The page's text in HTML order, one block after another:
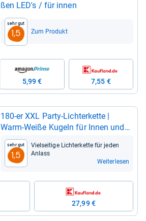
ßen LED's / für innen
Sehr gut
1,5 Zum Produkt
5,99 € 7,55 €
180-​er XXL Party-​Lich­ter­kette |
Warm-​Weiße Kugeln für Innen und
Außen
Sehr gut
1,5
Viel­sei­tige Lich­ter­kette für jeden
Anlass
Weiterlesen
27,99 €